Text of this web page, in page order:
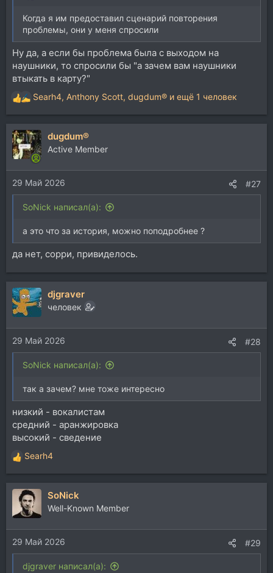
Когда я им предоставил сценарий повторения
проблемы, они у меня спросили
Ну да, а если бы проблема была с выходом на
наушники, то спросили бы "а зачем вам наушники
втыкать в карту?"
Р
е
а
к
ц
и
и
:
Searh4, Anthony Scott, dugdum® и ещё 1 человек
dugdum®
Active Member
29 Май 2026 #27
SoNick написал(а):
а это что за история, можно поподробнее ?
да нет, сорри, привиделось.
djgraver
человек
29 Май 2026 #28
SoNick написал(а):
так а зачем? мне тоже интересно
низкий - вокалистам
средний - аранжировка
высокий - сведение
Р
е
а
и
и
:
Searh4
SoNick
Well-Known Member
29 Май 2026 #29
djgraver написал(а):